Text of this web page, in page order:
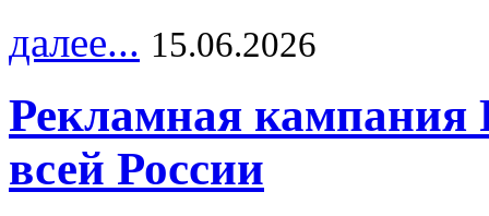
далее... 15.06.2026
Рекламная
всей России